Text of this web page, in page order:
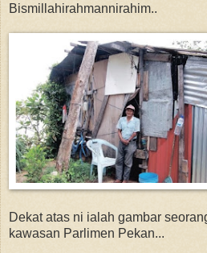
Bismillahirahmannirahim..
Dekat atas ni ialah gambar
kawasan Parlimen Pekan...